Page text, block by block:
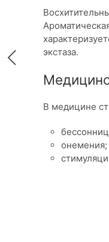
экстаза.
В медицине
онемения;